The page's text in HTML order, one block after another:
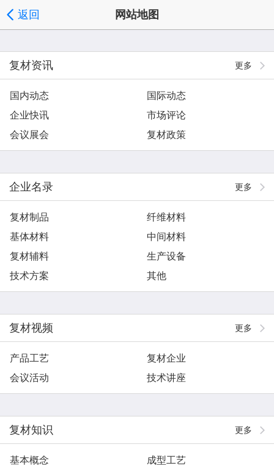
返回 网站地图
更多
复材资讯
国内动态
国际动态
企业快讯
市场评论
会议展会
复材政策
更多
企业名录
复材制品
纤维材料
基体材料
中间材料
复材辅料
生产设备
技术方案
其他
更多
复材视频
产品工艺
复材企业
会议活动
技术讲座
更多
复材知识
基本概念
成型工艺